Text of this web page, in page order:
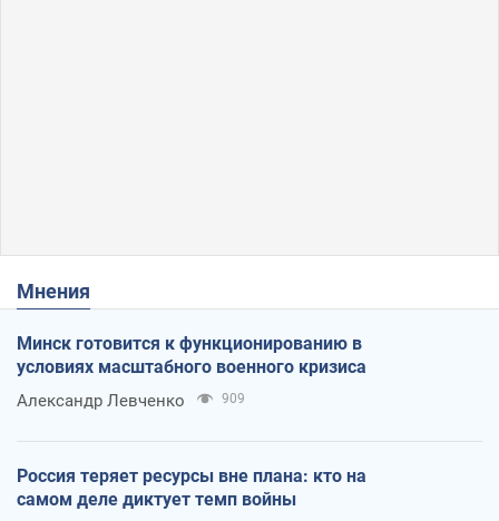
Мнения
Минск готовится к функционированию в
условиях масштабного военного кризиса
Александр Левченко 909
Россия теряет ресурсы вне плана: кто на
самом деле диктует темп войны